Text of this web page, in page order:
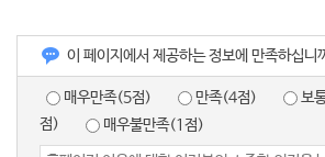
이 페이지에서 제공하는 정보에 만족하십니
매우만족(5점) 만족(4점) 보
점)
매우불만족(1점)